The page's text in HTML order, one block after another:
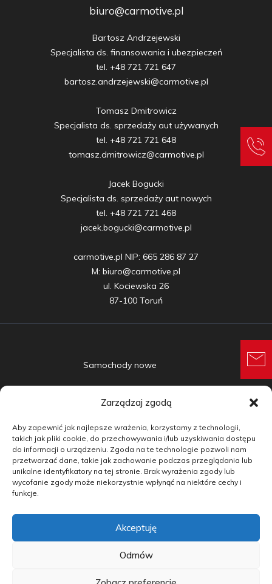
Zarządzaj zgodą
Aby zapewnić jak najlepsze wrażenia, korzystamy z technologii,
takich jak pliki cookie, do przechowywania i/lub uzyskiwania dostępu
do informacji o urządzeniu. Zgoda na te technologie pozwoli nam
przetwarzać dane, takie jak zachowanie podczas przeglądania lub
unikalne identyfikatory na tej stronie. Brak wyrażenia zgody lub
wycofanie zgody może niekorzystnie wpłynąć na niektóre cechy i
funkcje.
Akceptuję
Odmów
biuro@carmotive.pl
Bartosz Andrzejewski
Specjalista ds. finansowania i ubezpieczeń
tel. +48 721 721 647
bartosz.andrzejewski@carmotive.pl
Tomasz Dmitrowicz
Specjalista ds. sprzedaży aut używanych
tel. +48 721 721 648
tomasz.dmitrowicz@carmotive.pl
Jacek Bogucki
Specjalista ds. sprzedaży aut nowych
tel. +48 721 721 468
jacek.bogucki@carmotive.pl
carmotive.pl NIP: 665 286 87 27
M: biuro@carmotive.pl
ul. Kociewska 26
87-100 Toruń
Samochody nowe
Samochody używane
Doradztwo
Finansowanie
Kontakt
copyright by carmotive.pl 2026©